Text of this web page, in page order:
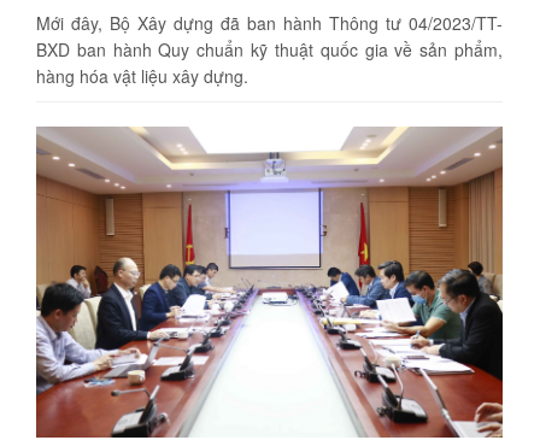
Mới đây, Bộ Xây dựng đã ban hành Thông tư 04/2023/TT-
BXD ban hành Quy chuẩn kỹ thuật quốc gia về sản phẩm,
hàng hóa vật liệu xây dựng.